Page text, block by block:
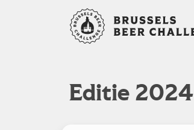
Editie 2024